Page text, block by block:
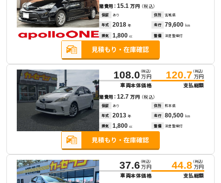
諸費用：15.1万円 （税込）
保証 あり 住所 宮城県
年式 2018 年 走行 79,600 km
排気 1,800 cc 整備 法定整備付
108.0 （税込）
万円
車両本体価格
120.7 （税込）
万円
支払総額
諸費用：12.7万円 （税込）
保証 あり 住所 熊本県
年式 2013 年 走行 80,500 km
排気 1,800 cc 整備 法定整備付
37.6 （税込）
万円
車両本体価格
44.8 （税込）
万円
支払総額